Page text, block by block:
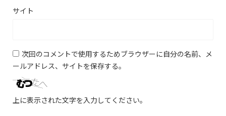
サイト
次回のコメントで使用するためブラウザーに自分の名前、メ
ールアドレス、サイトを保存する。
上に表示された文字を入力してください。